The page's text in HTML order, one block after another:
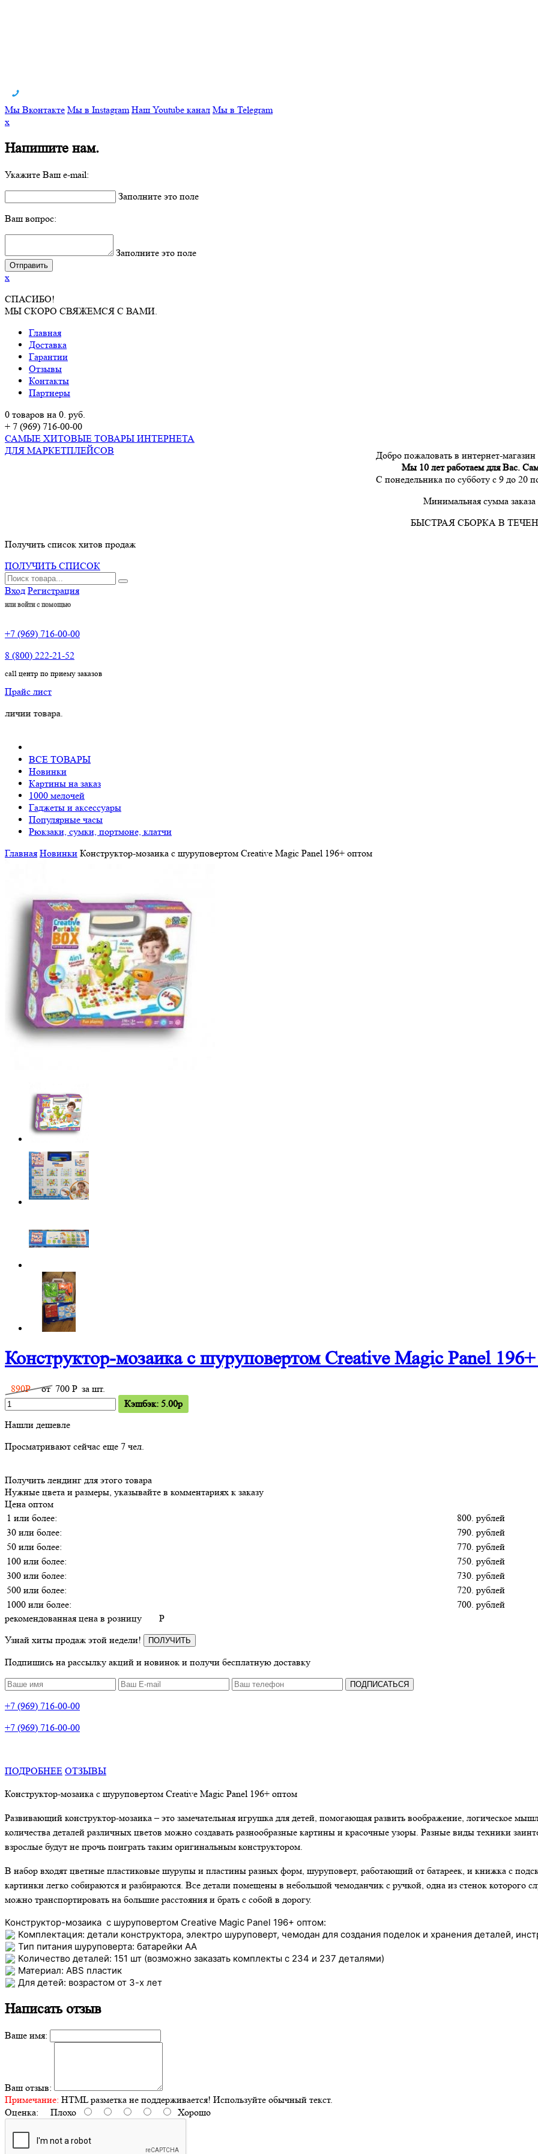
Мы Вконтакте Мы в Instagram Наш Youtube канал Мы в Telegram
x
Напишите нам.
Укажите Ваш e-mail:
Заполните это поле
Ваш вопрос:
Заполните это поле
x
СПАСИБО!
МЫ СКОРО СВЯЖЕМСЯ С ВАМИ.
Главная
Доставка
Гарантии
Отзывы
Контакты
Партнеры
0 товаров на 0. руб.
+ 7 (969) 716-00-00
САМЫЕ ХИТОВЫЕ ТОВАРЫ ИНТЕРНЕТА
ДЛЯ МАРКЕТПЛЕЙСОВ
Добро пожаловать в интернет-
Мы 10 лет работаем для Вас.
С понедельника по субботу с 9 до 20
Минимальная сумма заказа
БЫСТРАЯ СБОРКА В
Получить список хитов продаж
ПОЛУЧИТЬ СПИСОК
Вход Регистрация
или войти с помощью
+7 (969) 716-00-00
8 (800) 222-21-52
call центр по приему заказов
Прайс лист
ВСЕ ТОВАРЫ
Новинки
Картины на заказ
1000 мелочей
Гаджеты и аксессуары
Популярные часы
Рюкзаки, сумки, портмоне, клатчи
Главная Новинки Конструктор-мозаика с шуруповертом Creative Magic Panel 196+ оптом
Конструктор-мозаика с шуруповертом Creative Magic Panel
890P от 700 Pза шт.
Кэшбэк: 5.00p
Нашли дешевле
Просматривают сейчас еще 7 чел.
Получить лендинг для этого товара
Нужные цвета и размеры, указывайте в комментариях к заказу
Цена оптом
1 или более:
800. рублей
30 или более:
790. рублей
50 или более:
770. рублей
100 или более:
750. рублей
300 или более:
730. рублей
500 или более:
720. рублей
1000 или более:
700. рублей
рекомендованная цена в розницу
P
Узнай хиты продаж этой недели!
ПОЛУЧИТЬ
Подпишись на рассылку акций и новинок и получи бесплатную доставку
ПОДПИСАТЬСЯ
+7 (969) 716-00-00
+7 (969) 716-00-00
ПОДРОБНЕЕ ОТЗЫВЫ
Конструктор-мозаика с шуруповертом Creative Magic Panel 196+ оптом
Развивающий конструктор-мозаика – это замечательная игрушка для детей, помогающая развить воображение, логическое
количества деталей различных цветов можно создавать разнообразные картины и красочные узоры. Разные виды техники
взрослые будут не прочь поиграть таким оригинальным конструктором.
В набор входят цветные пластиковые шурупы и пластины разных форм, шуруповерт, работающий от батареек, и книжка с
картинки легко собираются и разбираются. Все детали помещены в небольшой чемоданчик с ручкой, одна из стенок
можно транспортировать на большие расстояния и брать с собой в дорогу.
Конструктор-мозаика с шуруповертом Creative Magic Panel 196+ оптом:
Комплектация: детали конструктора, электро шуруповерт, чемодан для создания поделок и хранения деталей,
Тип питания шуруповерта: батарейки АА
Количество деталей: 151 шт (возможно заказать комплекты с 234 и 237 деталями)
Материал: ABS пластик
Для детей: возрастом от 3-х лет
Написать отзыв
Ваше имя:
Ваш отзыв:
Примечание: HTML разметка не поддерживается! Используйте обычный текст.
Оценка: Плохо Хорошо